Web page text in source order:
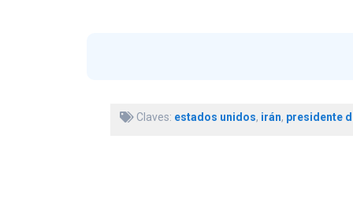
Claves: estados unidos, irán, presidente